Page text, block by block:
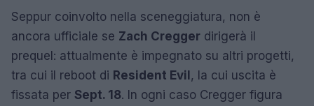
Seppur coinvolto nella sceneggiatura, non è
ancora ufficiale se Zach Cregger dirigerà il
prequel: attualmente è impegnato su altri progetti,
tra cui il reboot di Resident Evil, la cui uscita è
fissata per Sept. 18. In ogni caso Cregger figura